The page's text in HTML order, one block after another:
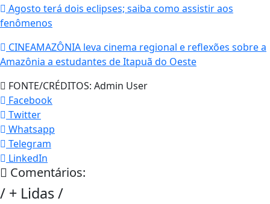
Agosto terá dois eclipses; saiba como assistir aos
fenômenos
CINEAMAZÔNIA leva cinema regional e reflexões sobre a
Amazônia a estudantes de Itapuã do Oeste
FONTE/CRÉDITOS: Admin User
Facebook
Twitter
Whatsapp
Telegram
LinkedIn
Comentários:
/ + Lidas/